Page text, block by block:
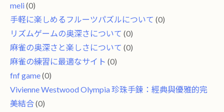
meli(0)
手軽に楽しめるフルーツパズルについて (0)
リズムゲームの奥深さについて (0)
麻雀の奥深さと楽しさについて (0)
麻雀の練習に最適なサイト (0)
fnf game(0)
Vivienne Westwood Olympia 珍珠手鍊：經典與優雅的完
美結合(0)